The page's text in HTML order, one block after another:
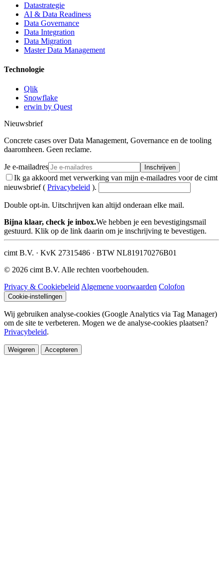
Datastrategie
AI & Data Readiness
Data Governance
Data Integration
Data Migration
Master Data Management
Technologie
Qlik
Snowflake
erwin by Quest
Nieuwsbrief
Concrete cases over Data Management, Governance en de tooling
daaromheen. Geen reclame.
Je e-mailadres Inschrijven
Ik ga akkoord met verwerking van mijn e-mailadres voor de cimt
nieuwsbrief ( Privacybeleid ).
Double opt-in. Uitschrijven kan altijd onderaan elke mail.
Bijna klaar, check je inbox.We hebben je een bevestigingsmail
gestuurd. Klik op de link daarin om je inschrijving te bevestigen.
cimt B.V. · KvK 27315486 · BTW NL819170276B01
© 2026 cimt B.V. Alle rechten voorbehouden.
Privacy & Cookiebeleid Algemene voorwaarden Colofon
Cookie-instellingen
Wij gebruiken analyse-cookies (Google Analytics via Tag Manager)
om de site te verbeteren. Mogen we de analyse-cookies plaatsen?
Privacybeleid.
Weigeren Accepteren